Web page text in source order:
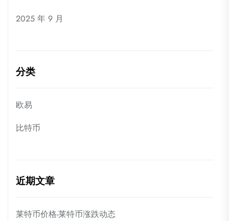
2025 年 9 月
分类
欧易
比特币
近期文章
莱特币价格-莱特币涨跌动态